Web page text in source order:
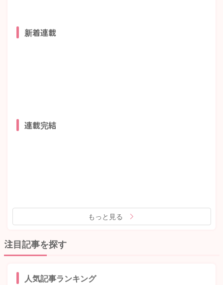
新着連載
連載完結
もっと見る
注目記事を探す
人気記事ランキング